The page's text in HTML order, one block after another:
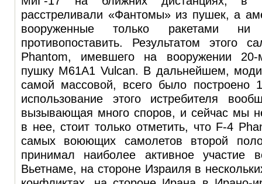
расстреливали «Фантомы» из пушек, а
вооруженные только ракетами
противопоставить. Результатом этого
Phantom, имевшего на вооружении 20-
пушку М61А1 Vulcan. В дальнейшем,
самой массовой, всего было построено
использование этого истребителя
вызывающая много споров, и сейчас мы
в нее, стоит только отметить, что F-4
самых воюющих самолетов второй
принимал наиболее активное
Вьетнаме, на стороне Израиля в